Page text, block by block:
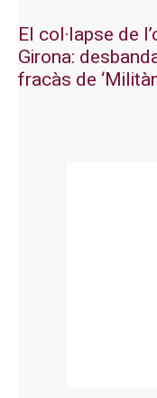
El col·lapse de
Girona:
fracàs de